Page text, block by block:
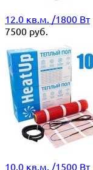
12.0 кв.м. /1800 Вт
7500 руб.
10.0 кв.м. /1500 Вт